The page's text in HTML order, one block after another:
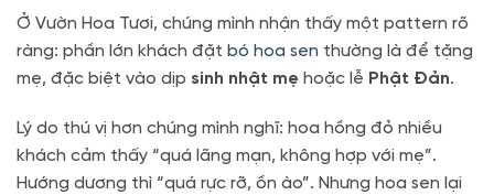
Ở Vườn Hoa Tươi, chúng mình nhận thấy một pattern rõ
ràng: phần lớn khách đặt bó hoa sen thường là để tặng
mẹ, đặc biệt vào dịp sinh nhật mẹ hoặc lễ Phật Đản.
Lý do thú vị hơn chúng mình nghĩ: hoa hồng đỏ nhiều
khách cảm thấy “quá lãng mạn, không hợp với mẹ”.
Hướng dương thì “quá rực rỡ, ồn ào”. Nhưng hoa sen lại